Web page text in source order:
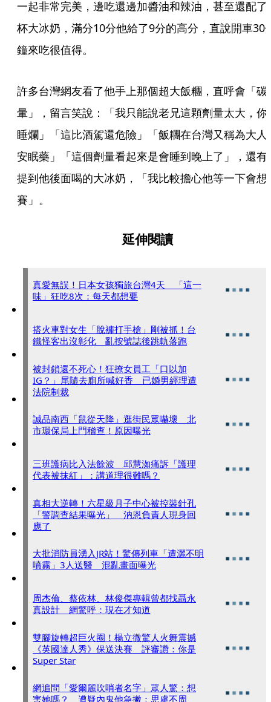
一起非常完美，邊吃還邊加醬油和辣油，甚至還配了
杯大冰奶，滿分10分他給了9分的高分，直說開車30
鐘來吃很值得。
許多台灣網友看了他手上那個超大飯糰，直呼會「碳
暈」，留言笑說：「我只能說老兄這顆劑量太大，你
睡爛」「這比酒駕還危險」「飯糰在台灣又稱為大人
安眠藥」「這個劑量看起來是會睡到晚上了」，還有
提到他後面喝的大冰奶，「我比較擔心他等一下會想
賽」。
延伸閱讀
真愛無誤！日本女孩獨旅台灣4天 「這一
味」狂吃8次：每天都想要
搭火車對女生「脫褲打手槍」剛被抓！台
鐵怪客出沒彰化 亂按號誌後跳軌落跑
被封鎖還不死心！狂撩女員工「口以加
IG？」尾隨去廁所喊好香 已婚男經理遭
法院制裁
誠品南西「鼠從天降」逛街民眾嚇壞 北
市環保局上門稽查！原因曝光
三班護病比入法餘波 邱慧洳痛訴「護理
代表被抹紅」：講道理很難嗎？
真相大逆轉！六星級月子中心被控裝針孔
「警調查結果曝光」 汭恩負責人現身回
應了
大批消防員湧入JR站！驚傳列車「遭灑不明
噴霧」3人送醫 混亂畫面曝光
周杰倫、蔡依林、林俊傑專輯曾都找聶永
真設計 網驚呼：現在才知道
雙腳旋轉超巨火圈！楊立微驚人火舞震撼
《英國達人秀》保送決賽 評審讚：你是
Super Star
網追問「愛爾麗吹哨者名字」眾人驚：想
害她嗎？ 遭疑內鬼他急撇：思慮不周